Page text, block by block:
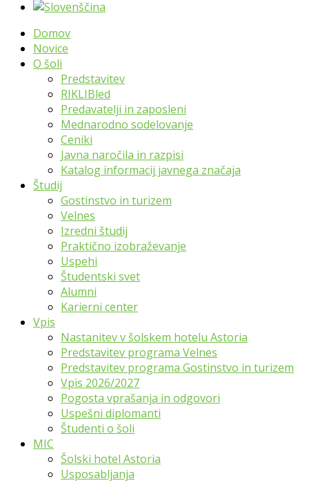
Domov
Novice
O šoli
Predstavitev
RIKLIBled
Predavatelji in zaposleni
Mednarodno sodelovanje
Ceniki
Javna naročila in razpisi
Katalog informacij javnega značaja
Študij
Gostinstvo in turizem
Velnes
Izredni študij
Praktično izobraževanje
Uspehi
Študentski svet
Alumni
Karierni center
Vpis
Nastanitev v šolskem hotelu Astoria
Predstavitev programa Velnes
Predstavitev programa Gostinstvo in turizem
Vpis 2026/2027
Pogosta vprašanja in odgovori
Uspešni diplomanti
Študenti o šoli
MIC
Šolski hotel Astoria
Usposabljanja